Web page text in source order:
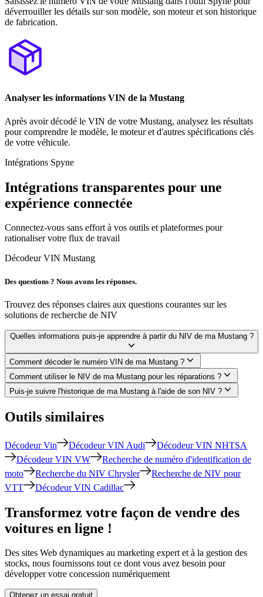
déverrouiller les détails sur son modèle, son moteur et son historique
de fabrication.
Analyser les informations VIN de la Mustang
Après avoir décodé le VIN de votre Mustang, analysez les résultats
pour comprendre le modèle, le moteur et d'autres spécifications clés
de votre véhicule.
Intégrations Spyne
Intégrations transparentes pour une
expérience connectée
Connectez-vous sans effort à vos outils et plateformes pour
rationaliser votre flux de travail
Décodeur VIN Mustang
Des questions ? Nous avons les réponses.
Trouvez des réponses claires aux questions courantes sur les
solutions de recherche de NIV
Quelles informations puis-je apprendre à partir du NIV de ma Mustang ?
Comment décoder le numéro VIN de ma Mustang ?
Comment utiliser le NIV de ma Mustang pour les réparations ?
Puis-je suivre l'historique de ma Mustang à l'aide de son NIV ?
Outils similaires
Décodeur Vin Décodeur VIN Audi
Décodeur VIN NHTSA
Décodeur VIN VW
Recherche de numéro d'identification de
moto
Recherche du NIV Chrysler
Recherche de NIV pour
VTT
Décodeur VIN Cadillac
Transformez votre façon de vendre des
voitures en ligne !
Des sites Web dynamiques au marketing expert et à la gestion des
stocks, nous fournissons tout ce dont vous avez besoin pour
développer votre concession numériquement
Obtenez un essai gratuit